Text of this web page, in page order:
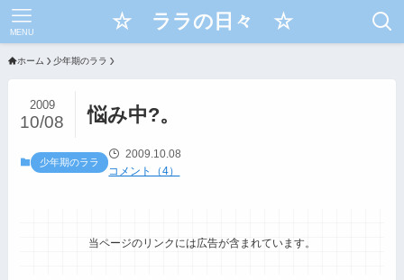
☆ ララの日々 ☆
MENU
ホーム 少年期のララ
悩み中?。
2009
10/08
少年期のララ
2009.10.08
コメント（4）
当ページのリンクには広告が含まれています。